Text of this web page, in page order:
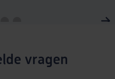
vragen